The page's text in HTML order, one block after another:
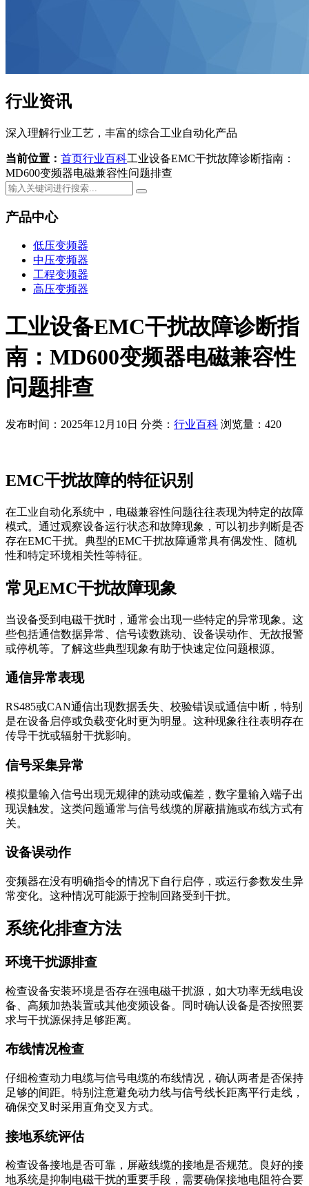
行业资讯
深入理解行业工艺，丰富的综合工业自动化产品
当前位置： 首页行业百科工业设备EMC干扰故障诊断指南：
MD600变频器电磁兼容性问题排查
产品中心
低压变频器
中压变频器
工程变频器
高压变频器
工业设备EMC干扰故障诊断指
南：MD600变频器电磁兼容性
问题排查
发布时间：2025年12月10日 分类： 行业百科 浏览量：420
EMC干扰故障的特征识别
在工业自动化系统中，电磁兼容性问题往往表现为特定的故障
模式。通过观察设备运行状态和故障现象，可以初步判断是否
存在EMC干扰。典型的EMC干扰故障通常具有偶发性、随机
性和特定环境相关性等特征。
常见EMC干扰故障现象
当设备受到电磁干扰时，通常会出现一些特定的异常现象。这
些包括通信数据异常、信号读数跳动、设备误动作、无故报警
或停机等。了解这些典型现象有助于快速定位问题根源。
通信异常表现
RS485或CAN通信出现数据丢失、校验错误或通信中断，特别
是在设备启停或负载变化时更为明显。这种现象往往表明存在
传导干扰或辐射干扰影响。
信号采集异常
模拟量输入信号出现无规律的跳动或偏差，数字量输入端子出
现误触发。这类问题通常与信号线缆的屏蔽措施或布线方式有
关。
设备误动作
变频器在没有明确指令的情况下自行启停，或运行参数发生异
常变化。这种情况可能源于控制回路受到干扰。
系统化排查方法
环境干扰源排查
检查设备安装环境是否存在强电磁干扰源，如大功率无线电设
备、高频加热装置或其他变频设备。同时确认设备是否按照要
求与干扰源保持足够距离。
布线情况检查
仔细检查动力电缆与信号电缆的布线情况，确认两者是否保持
足够的间距。特别注意避免动力线与信号线长距离平行走线，
确保交叉时采用直角交叉方式。
接地系统评估
检查设备接地是否可靠，屏蔽线缆的接地是否规范。良好的接
地系统是抑制电磁干扰的重要手段，需要确保接地电阻符合要